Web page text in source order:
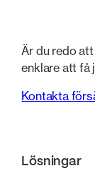
Är du redo
enklare att få
Kontakta
Lösningar